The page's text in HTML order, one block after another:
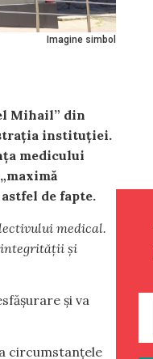
Imagine simbol
Mihail” din
instituției.
medicului
de fapte.
medical.
integrității și
și va
circumstanțele